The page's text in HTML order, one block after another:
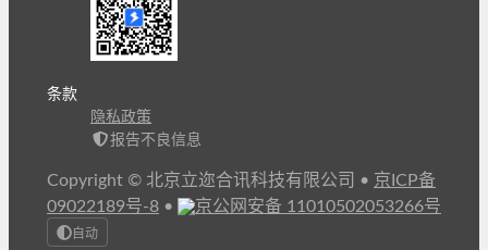
条款
隐私政策
报告不良信息
Copyright © 北京立迩合讯科技有限公司 • 京ICP备
09022189号-8 • 京公网安备 11010502053266号
自动